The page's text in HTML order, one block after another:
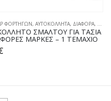
ΦΟΡΤΗΓΩΝ, ΑΥΤΟΚΟΛΛΗΤΑ, ΔΙΑΦΟΡΑ,
ΣΜΑΛΤΟΥ ΓΙΑ ΤΑΣΙΑ
ΜΑΡΚΕΣ – 1 ΤΕΜΑΧΙΟ